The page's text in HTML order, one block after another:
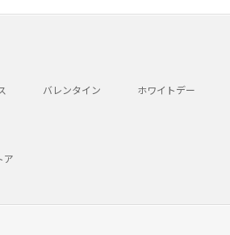
バレンタイン ホワイトデー
ア